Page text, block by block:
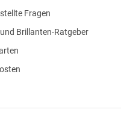
Fragen
Brillanten-Ratgeber